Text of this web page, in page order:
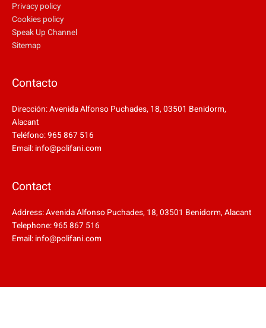
Privacy policy
Cookies policy
Speak Up Channel
Sitemap
Contacto
Dirección: Avenida Alfonso Puchades, 18, 03501 Benidorm,
Alacant
Teléfono: 965 867 516
Email: info@polifani.com
Contact
Address: Avenida Alfonso Puchades, 18, 03501 Benidorm, Alacant
Telephone: 965 867 516
Email: info@polifani.com